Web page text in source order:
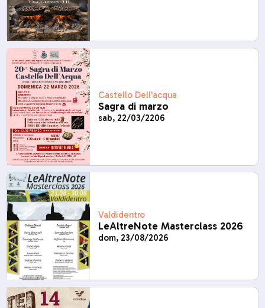
Castello Dell'acqua
Sagra di marzo
sab, 22/03/2206
Valdidentro
LeAltreNote Masterclass 2026
dom, 23/08/2026